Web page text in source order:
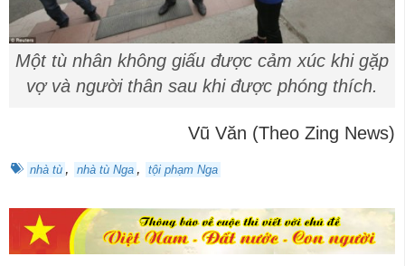
Một tù nhân không giấu được cảm xúc khi gặp
vợ và người thân sau khi được phóng thích.
Vũ Văn (Theo Zing News)
nhà tù , nhà tù Nga , tội phạm Nga